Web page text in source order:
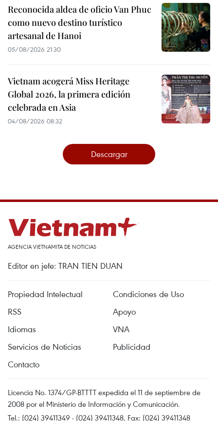
Reconocida aldea de oficio Van Phuc
como nuevo destino turístico
artesanal de Hanoi
05/08/2026 21:30
Vietnam acogerá Miss Heritage
Global 2026, la primera edición
celebrada en Asia
04/08/2026 08:32
Descargar
AGENCIA VIETNAMITA DE NOTICIAS
Editor en jefe: TRAN TIEN DUAN
Propiedad Intelectual
Condiciones de Uso
RSS
Apoyo
Idiomas
VNA
Servicios de Noticias
Publicidad
Contacto
Licencia No. 1374/GP-BTTTT expedida el 11 de septiembre de
2008 por el Ministerio de Información y Comunicación.
Tel.: (024) 39411349 - (024) 39411348, Fax: (024) 39411348